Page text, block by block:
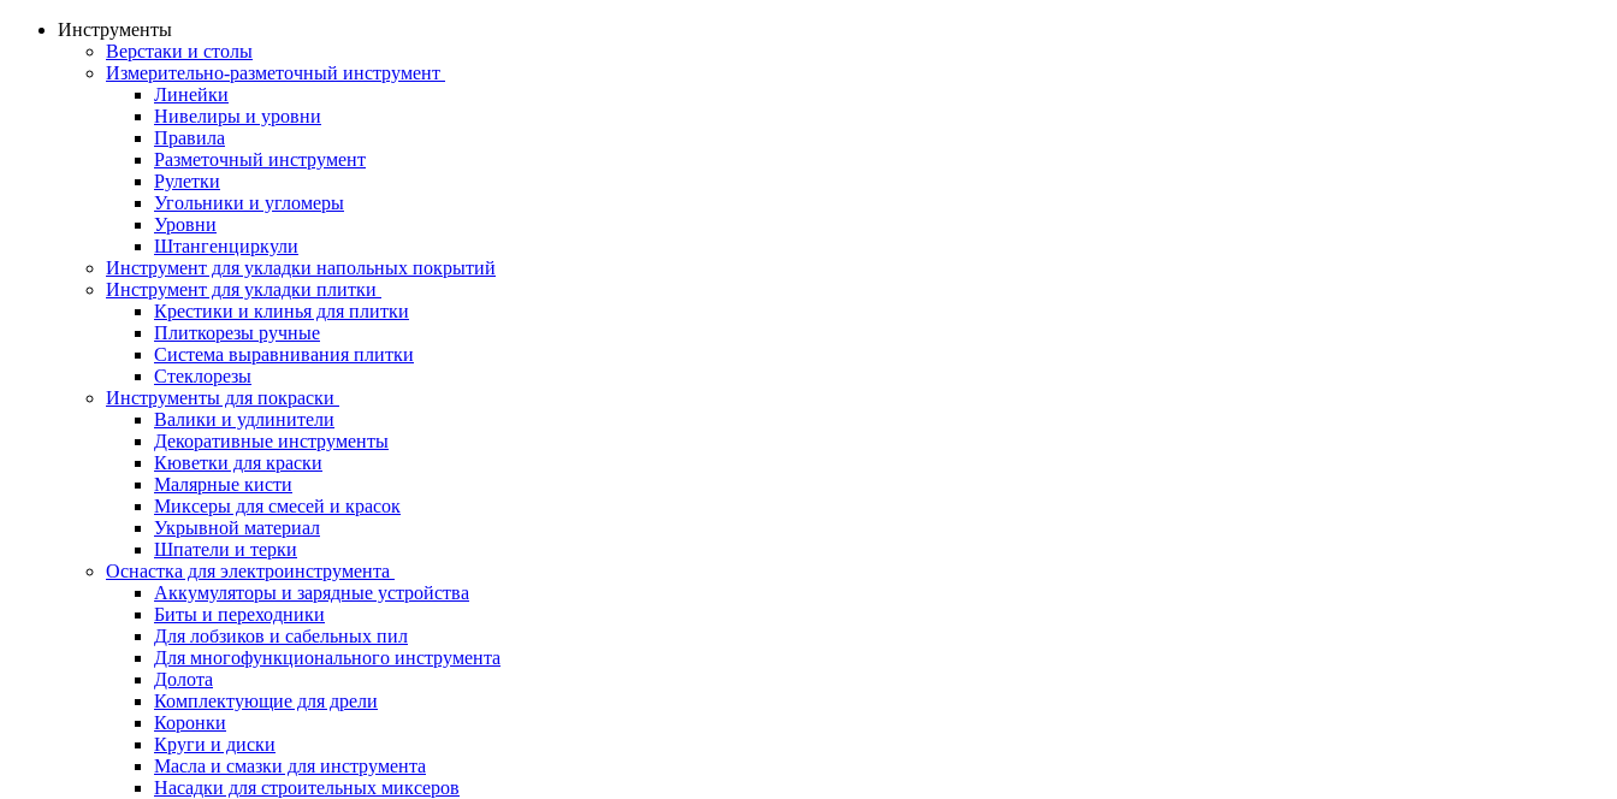
Инструменты
Верстаки и столы
Измерительно-разметочный инструмент
Линейки
Нивелиры и уровни
Правила
Разметочный инструмент
Рулетки
Угольники и угломеры
Уровни
Штангенциркули
Инструмент для укладки напольных покрытий
Инструмент для укладки плитки
Крестики и клинья для плитки
Плиткорезы ручные
Система выравнивания плитки
Стеклорезы
Инструменты для покраски
Валики и удлинители
Декоративные инструменты
Кюветки для краски
Малярные кисти
Миксеры для смесей и красок
Укрывной материал
Шпатели и терки
Оснастка для электроинструмента
Аккумуляторы и зарядные устройства
Биты и переходники
Для лобзиков и сабельных пил
Для многофункционального инструмента
Долота
Комплектующие для дрели
Коронки
Круги и диски
Масла и смазки для инструмента
Насадки для строительных миксеров